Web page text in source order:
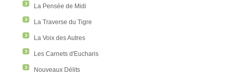
La Pensée de Midi
La Traverse du Tigre
La Voix des Autres
Les Carnets d'Eucharis
Nouveaux Délits